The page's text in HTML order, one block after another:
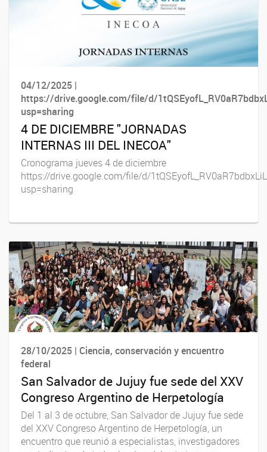
04/12/2025 |
https://drive.google.com/file/d/
usp=sharing
4 DE DICIEMBRE "JORNADAS
INTERNAS III DEL INECOA"
Cronograma jueves 4 de diciembre
https://drive.google.com/file/d/
usp=sharing
28/10/2025 | Ciencia, conservación y encuentro
federal
San Salvador de Jujuy fue sede del XXV
Congreso Argentino de Herpetología
Del 1 al 3 de octubre, San Salvador de Jujuy fue sede
del XXV Congreso Argentino de Herpetología, un
encuentro que reunió a especialistas, investigadores